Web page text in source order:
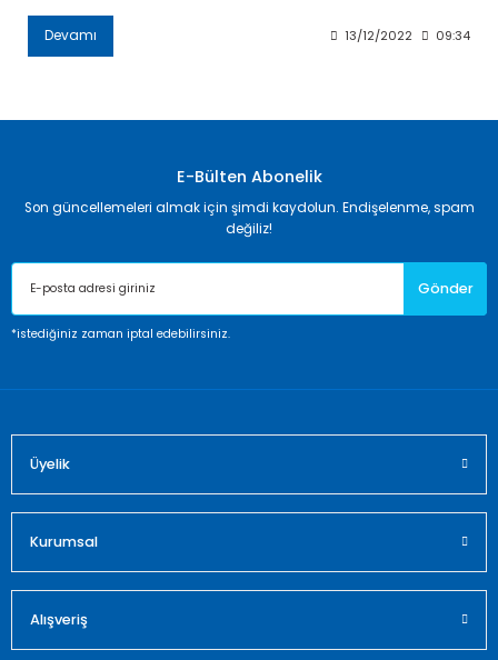
Devamı 13/12/2022 09:34
E-Bülten Abonelik
Son güncellemeleri almak için şimdi kaydolun. Endişelenme, spam
değiliz!
Gönder
*istediğiniz zaman iptal edebilirsiniz.
Üyelik
Kurumsal
Alışveriş